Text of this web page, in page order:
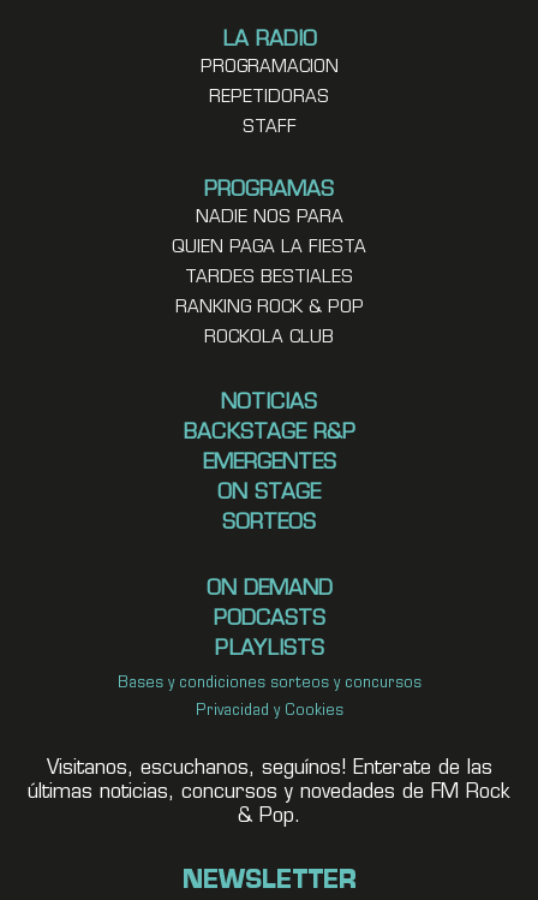
LA RADIO
PROGRAMACION
REPETIDORAS
STAFF
PROGRAMAS
NADIE NOS PARA
QUIEN PAGA LA FIESTA
TARDES BESTIALES
RANKING ROCK & POP
ROCKOLA CLUB
NOTICIAS
BACKSTAGE R&P
EMERGENTES
ON STAGE
SORTEOS
ON DEMAND
PODCASTS
PLAYLISTS
Bases y condiciones sorteos y concursos
Privacidad y Cookies
Visitanos, escuchanos, seguínos! Enterate de las
últimas noticias, concursos y novedades de FM Rock
& Pop.
NEWSLETTER